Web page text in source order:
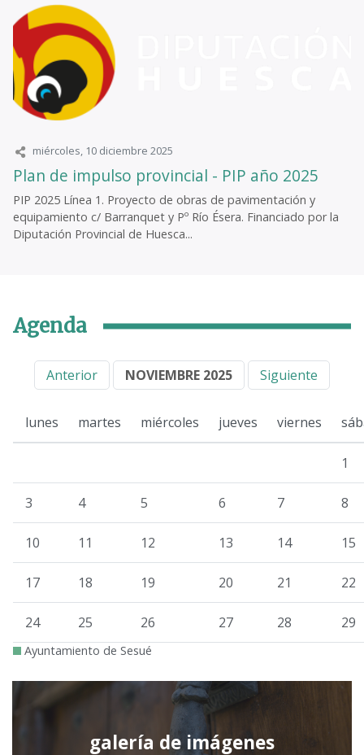
miércoles, 10 diciembre 2025
Plan de impulso provincial - PIP año 2025
PIP 2025 Línea 1. Proyecto de obras de pavimentación y
equipamiento c/ Barranquet y Pº Río Ésera. Financiado por la
Diputación Provincial de Huesca...
Agenda
Anterior NOVIEMBRE 2025 Siguiente
lunes martes miércoles jueves viernes
1
3 4 5 6 7 8
10 11 12 13 14 15
17 18 19 20 21 22
24 25 26 27 28 29
Ayuntamiento de Sesué
galería de imágenes